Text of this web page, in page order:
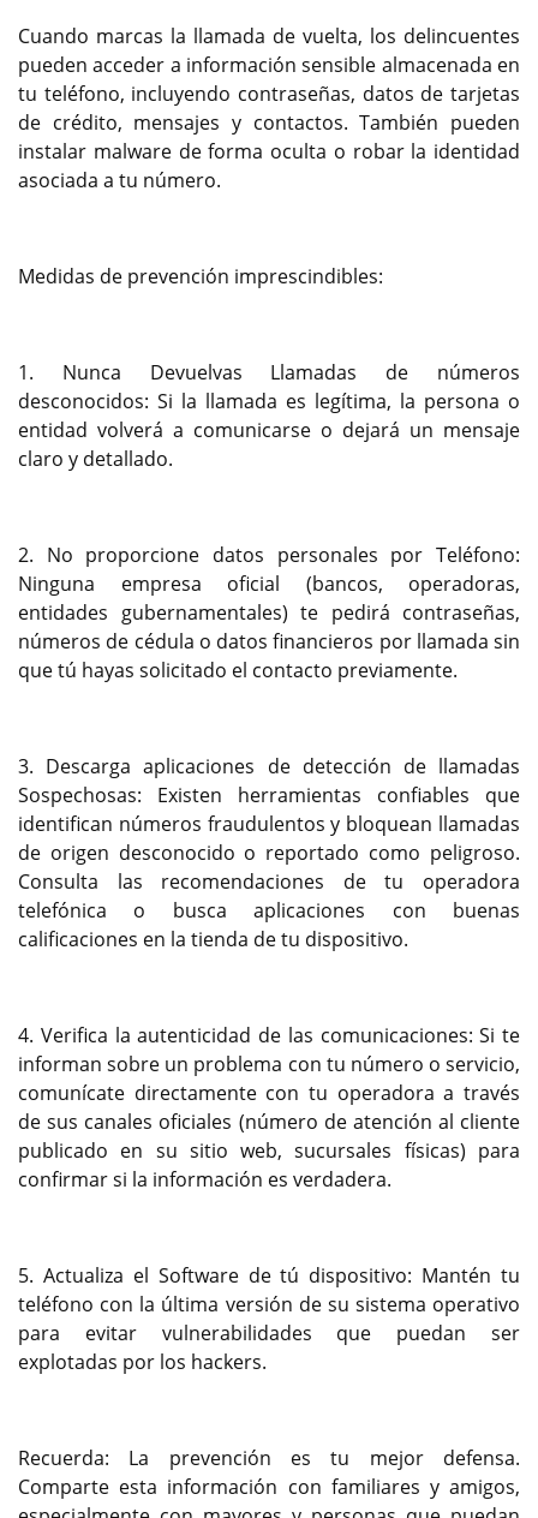
Cuando marcas la llamada de vuelta, los delincuentes
pueden acceder a información sensible almacenada en
tu teléfono, incluyendo contraseñas, datos de tarjetas
de crédito, mensajes y contactos. También pueden
instalar malware de forma oculta o robar la identidad
asociada a tu número.
Medidas de prevención imprescindibles:
1. Nunca Devuelvas Llamadas de números
desconocidos: Si la llamada es legítima, la persona o
entidad volverá a comunicarse o dejará un mensaje
claro y detallado.
2. No proporcione datos personales por Teléfono:
Ninguna empresa oficial (bancos, operadoras,
entidades gubernamentales) te pedirá contraseñas,
números de cédula o datos financieros por llamada sin
que tú hayas solicitado el contacto previamente.
3. Descarga aplicaciones de detección de llamadas
Sospechosas: Existen herramientas confiables que
identifican números fraudulentos y bloquean llamadas
de origen desconocido o reportado como peligroso.
Consulta las recomendaciones de tu operadora
telefónica o busca aplicaciones con buenas
calificaciones en la tienda de tu dispositivo.
4. Verifica la autenticidad de las comunicaciones: Si te
informan sobre un problema con tu número o servicio,
comunícate directamente con tu operadora a través
de sus canales oficiales (número de atención al cliente
publicado en su sitio web, sucursales físicas) para
confirmar si la información es verdadera.
5. Actualiza el Software de tú dispositivo: Mantén tu
teléfono con la última versión de su sistema operativo
para evitar vulnerabilidades que puedan ser
explotadas por los hackers.
Recuerda: La prevención es tu mejor defensa.
Comparte esta información con familiares y amigos,